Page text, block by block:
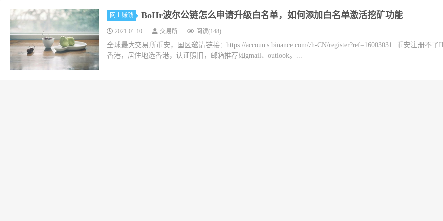
网上赚钱 BoHr波尔公链怎么申请升级白名单，如何添加白名单激活挖矿功能
2021-01-10 交易所 阅读(148)
全球最大交易所币安，国区邀请链接：https://accounts.binance.com/zh-CN/register?ref=16003031 币安注册不了
香港，居住地选香港，认证照旧，邮箱推荐如gmail、outlook。...